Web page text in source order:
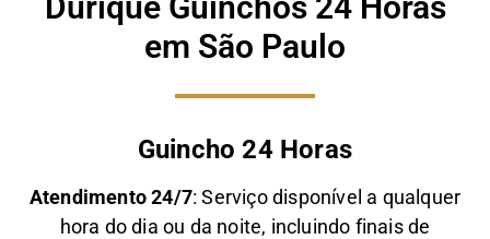
em São Paulo
Guincho 24 Horas
Atendimento 24/7: Serviço disponível a qualquer
hora do dia ou da noite, incluindo finais de